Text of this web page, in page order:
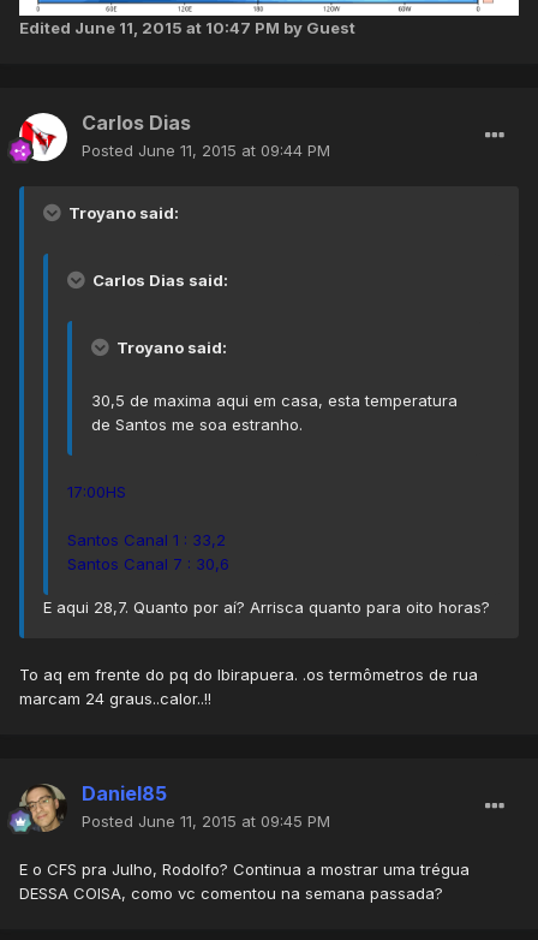
Edited June 11, 2015 at 10:47 PM by Guest
Carlos Dias
Posted June 11, 2015 at 09:44 PM
Troyano said:
Carlos Dias said:
Troyano said:
30,5 de maxima aqui em casa, esta temperatura
de Santos me soa estranho.
17:00HS
Santos Canal 1 : 33,2
Santos Canal 7 : 30,6
E aqui 28,7. Quanto por aí? Arrisca quanto para oito horas?
To aq em frente do pq do Ibirapuera. .os termômetros de rua
marcam 24 graus..calor..!!
Daniel85
Posted June 11, 2015 at 09:45 PM
E o CFS pra Julho, Rodolfo? Continua a mostrar uma trégua
DESSA COISA, como vc comentou na semana passada?